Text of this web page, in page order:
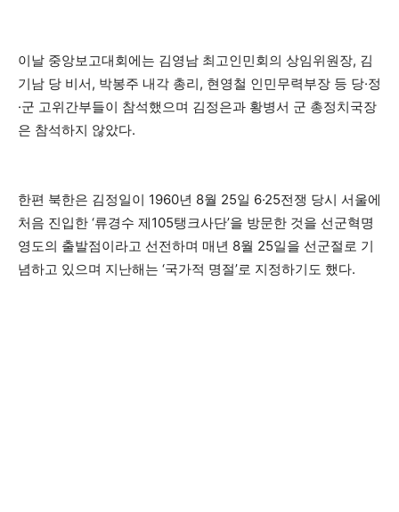
이날 중앙보고대회에는 김영남 최고인민회의 상임위원장, 김
기남 당 비서, 박봉주 내각 총리, 현영철 인민무력부장 등 당·정
·군 고위간부들이 참석했으며 김정은과 황병서 군 총정치국장
은 참석하지 않았다.
한편 북한은 김정일이 1960년 8월 25일 6·25전쟁 당시 서울에
처음 진입한 ‘류경수 제105탱크사단’을 방문한 것을 선군혁명
영도의 출발점이라고 선전하며 매년 8월 25일을 선군절로 기
념하고 있으며 지난해는 ‘국가적 명절’로 지정하기도 했다.